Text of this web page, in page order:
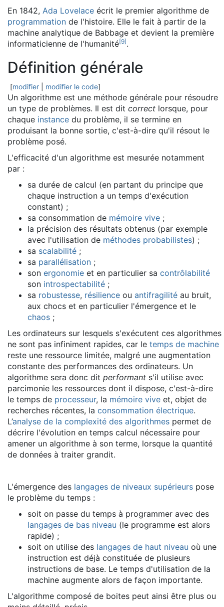
En 1842, Ada Lovelace écrit le premier algorithme de
programmation de l'histoire. Elle le fait à partir de la
machine analytique de Babbage et devient la première
informaticienne de l'humanité[9].
Définition générale
[modifier modifier le code]
Un algorithme est une méthode générale pour résoudre
un type de problèmes. Il est dit correct lorsque, pour
chaque instance du problème, il se termine en
produisant la bonne sortie, c'est-à-dire qu'il résout le
problème posé.
L'efficacité d'un algorithme est mesurée notamment
par :
sa durée de calcul (en partant du principe que
chaque instruction a un temps d'exécution
constant) ;
sa consommation de mémoire vive ;
la précision des résultats obtenus (par exemple
avec l'utilisation de méthodes probabilistes) ;
sa scalabilité ;
sa parallélisation ;
son ergonomie et en particulier sa contrôlabilité
son introspectabilité ;
sa robustesse, résilience ou antifragilité au bruit,
aux chocs et en particulier l'émergence et le
chaos ;
Les ordinateurs sur lesquels s'exécutent ces algorithmes
ne sont pas infiniment rapides, car le temps de machine
reste une ressource limitée, malgré une augmentation
constante des performances des ordinateurs. Un
algorithme sera donc dit performant s'il utilise avec
parcimonie les ressources dont il dispose, c'est-à-dire
le temps de processeur, la mémoire vive et, objet de
recherches récentes, la consommation électrique.
L’analyse de la complexité des algorithmes permet de
décrire l'évolution en temps calcul nécessaire pour
amener un algorithme à son terme, lorsque la quantité
de données à traiter grandit.
L'émergence des langages de niveaux supérieurs pose
le problème du temps :
soit on passe du temps à programmer avec des
langages de bas niveau (le programme est alors
rapide) ;
soit on utilise des langages de haut niveau où une
instruction est déjà constituée de plusieurs
instructions de base. Le temps d'utilisation de la
machine augmente alors de façon importante.
L'algorithme composé de boites peut ainsi être plus ou